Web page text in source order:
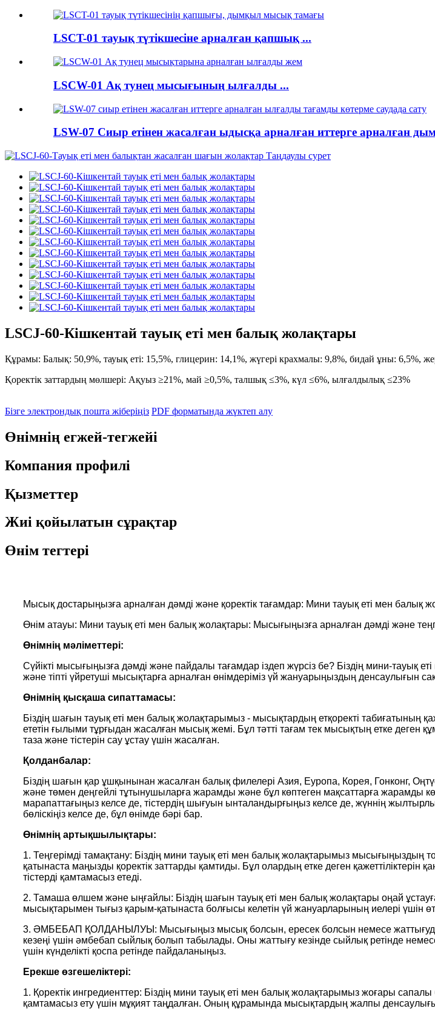
LSCT-01 тауық түтікшесіне арналған қапшық ...
LSCW-01 Ақ тунец мысығының ылғалды ...
LSW-07 Сиыр етінен жасалған ыдысқа арналған иттерге арналған
LSCJ-60-Кішкентай тауық еті мен балық жолақтары
Құрамы: Балық: 50,9%, тауық еті: 15,5%, глицерин: 14,1%, жүгері крахмалы: 9,8%, бидай ұны: 6,5%,
Қоректік заттардың мөлшері: Ақуыз ≥21%, май ≥0,5%, талшық ≤3%, күл ≤6%, ылғалдылық ≤23%
Бізге электрондық пошта жіберіңіз PDF форматында жүктеп алу
Өнімнің егжей-тегжейі
Компания профилі
Қызметтер
Жиі қойылатын сұрақтар
Өнім тегтері
Мысық достарыңызға арналған дәмді және қоректік тағамдар: Мини тауық еті мен балық
Өнім атауы: Мини тауық еті мен балық жолақтары: Мысығыңызға арналған дәмді және
Өнімнің мәліметтері:
Сүйікті мысығыңызға дәмді және пайдалы тағамдар іздеп жүрсіз бе? Біздің мини-тауық
және тіпті үйретуші мысықтарға арналған өнімдеріміз үй жануарыңыздың денсаулығын
Өнімнің қысқаша сипаттамасы:
Біздің шағын тауық еті мен балық жолақтарымыз - мысықтардың етқоректі табиғатының
ететін ғылыми тұрғыдан жасалған мысық жемі. Бұл тәтті тағам тек мысықтың етке
таза және тістерін сау ұстау үшін жасалған.
Қолданбалар:
Біздің шағын қар ұшқынынан жасалған балық филелері Азия, Еуропа, Корея, Гонконг,
және төмен деңгейлі тұтынушыларға жарамды және бұл көптеген мақсаттарға жарамды
марапаттағыңыз келсе де, тістердің шығуын ынталандырғыңыз келсе де, жүннің
бөліскіңіз келсе де, бұл өнімде бәрі бар.
Өнімнің артықшылықтары:
1. Теңгерімді тамақтану: Біздің мини тауық еті мен балық жолақтарымыз
қатынаста маңызды қоректік заттарды қамтиды. Бұл олардың етке деген
тістерді қамтамасыз етеді.
2. Тамаша өлшем және ыңғайлы: Біздің шағын тауық еті мен балық жолақтары оңай
мысықтарымен тығыз қарым-қатынаста болғысы келетін үй жануарларының иелері үшін
3. ӘМБЕБАП ҚОЛДАНЫЛУЫ: Мысығыңыз мысық болсын, ересек болсын немесе жаттығуда
кезеңі үшін әмбебап сыйлық болып табылады. Оны жаттығу кезінде сыйлық ретінде
үшін күнделікті қоспа ретінде пайдаланыңыз.
Ерекше өзгешеліктері:
1. Қоректік ингредиенттер: Біздің мини тауық еті мен балық жолақтарымыз жоғары
қамтамасыз ету үшін мұқият таңдалған. Оның құрамында мысықтардың жалпы